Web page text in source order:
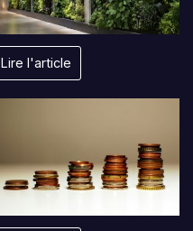
Lire l'article